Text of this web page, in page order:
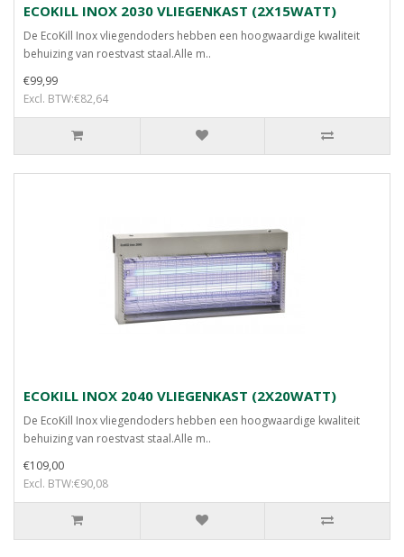
ECOKILL INOX 2030 VLIEGENKAST (2X15WATT)
De EcoKill Inox vliegendoders hebben een hoogwaardige kwaliteit
behuizing van roestvast staal.Alle m..
€99,99
Excl. BTW:€82,64
ECOKILL INOX 2040 VLIEGENKAST (2X20WATT)
De EcoKill Inox vliegendoders hebben een hoogwaardige kwaliteit
behuizing van roestvast staal.Alle m..
€109,00
Excl. BTW:€90,08